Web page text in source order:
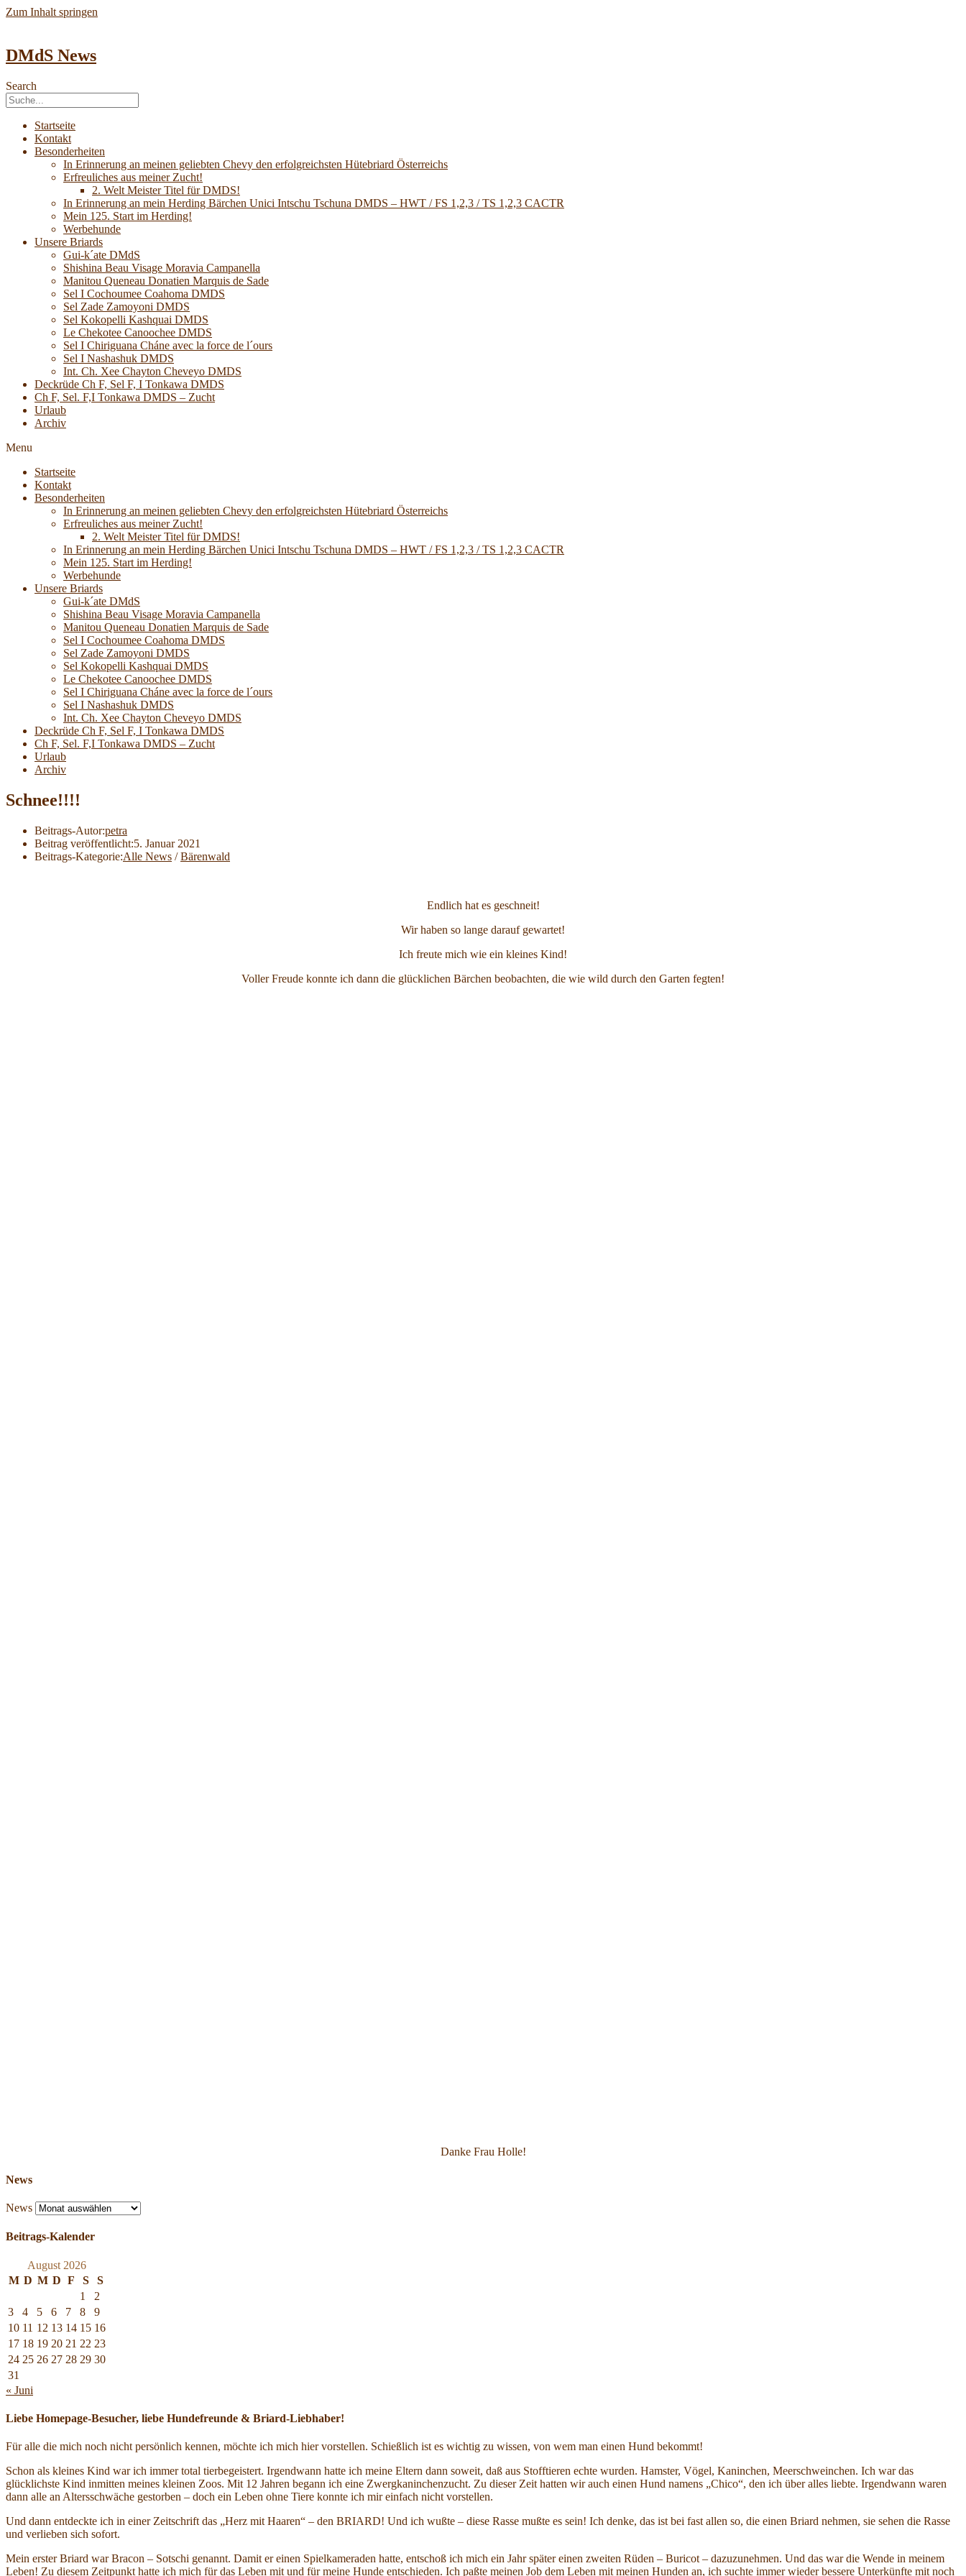
Zum Inhalt springen
DMdS News
Search
Startseite
Kontakt
Besonderheiten
In Erinnerung an meinen geliebten Chevy den erfolgreichsten Hütebriard Österreichs
Erfreuliches aus meiner Zucht!
2. Welt Meister Titel für DMDS!
In Erinnerung an mein Herding Bärchen Unici Intschu Tschuna DMDS – HWT / FS 1,2,3 / TS 1,2,3 CACTR
Mein 125. Start im Herding!
Werbehunde
Unsere Briards
Gui-k´ate DMdS
Shishina Beau Visage Moravia Campanella
Manitou Queneau Donatien Marquis de Sade
Sel I Cochoumee Coahoma DMDS
Sel Zade Zamoyoni DMDS
Sel Kokopelli Kashquai DMDS
Le Chekotee Canoochee DMDS
Sel I Chiriguana Cháne avec la force de l´ours
Sel I Nashashuk DMDS
Int. Ch. Xee Chayton Cheveyo DMDS
Deckrüde Ch F, Sel F, I Tonkawa DMDS
Ch F, Sel. F,I Tonkawa DMDS – Zucht
Urlaub
Archiv
Menu
Startseite
Kontakt
Besonderheiten
In Erinnerung an meinen geliebten Chevy den erfolgreichsten Hütebriard Österreichs
Erfreuliches aus meiner Zucht!
2. Welt Meister Titel für DMDS!
In Erinnerung an mein Herding Bärchen Unici Intschu Tschuna DMDS – HWT / FS 1,2,3 / TS 1,2,3 CACTR
Mein 125. Start im Herding!
Werbehunde
Unsere Briards
Gui-k´ate DMdS
Shishina Beau Visage Moravia Campanella
Manitou Queneau Donatien Marquis de Sade
Sel I Cochoumee Coahoma DMDS
Sel Zade Zamoyoni DMDS
Sel Kokopelli Kashquai DMDS
Le Chekotee Canoochee DMDS
Sel I Chiriguana Cháne avec la force de l´ours
Sel I Nashashuk DMDS
Int. Ch. Xee Chayton Cheveyo DMDS
Deckrüde Ch F, Sel F, I Tonkawa DMDS
Ch F, Sel. F,I Tonkawa DMDS – Zucht
Urlaub
Archiv
Schnee!!!!
Beitrags-Autor:petra
Beitrag veröffentlicht:5. Januar 2021
Beitrags-Kategorie:Alle News / Bärenwald
Endlich hat es geschneit!
Wir haben so lange darauf gewartet!
Ich freute mich wie ein kleines Kind!
Voller Freude konnte ich dann die glücklichen Bärchen beobachten, die wie wild durch den Garten fegten!
Danke Frau Holle!
News
News
Beitrags-Kalender
August 2026
M D M D F S
S
1
2
3
4 5 6 7 8
9
10 11 12 13 14 15 16
17 18 19 20 21 22 23
24 25 26 27 28 29 30
31
« Juni
Liebe Homepage-Besucher, liebe Hundefreunde & Briard-Liebhaber!
Für alle die mich noch nicht persönlich kennen, möchte ich mich hier vorstellen. Schießlich ist es wichtig zu wissen, von wem man einen Hund bekommt!
Schon als kleines Kind war ich immer total tierbegeistert. Irgendwann hatte ich meine Eltern dann soweit, daß aus Stofftieren echte wurden. Hamster, Vögel, Kaninchen, Meerschweinchen. Ich war das
glücklichste Kind inmitten meines kleinen Zoos. Mit 12 Jahren begann ich eine Zwergkaninchenzucht. Zu dieser Zeit hatten wir auch einen Hund namens „Chico“, den ich über alles liebte. Irgendwann waren
dann alle an Altersschwäche gestorben – doch ein Leben ohne Tiere konnte ich mir einfach nicht vorstellen.
Und dann entdeckte ich in einer Zeitschrift das „Herz mit Haaren“ – den BRIARD! Und ich wußte – diese Rasse mußte es sein! Ich denke, das ist bei fast allen so, die einen Briard nehmen, sie sehen die Rasse
und verlieben sich sofort.
Mein erster Briard war Bracon – Sotschi genannt. Damit er einen Spielkameraden hatte, entschoß ich mich ein Jahr später einen zweiten Rüden – Buricot – dazuzunehmen. Und das war die Wende in meinem
Leben! Zu diesem Zeitpunkt hatte ich mich für das Leben mit und für meine Hunde entschieden. Ich paßte meinen Job dem Leben mit meinen Hunden an, ich suchte immer wieder bessere Unterkünfte mit noch